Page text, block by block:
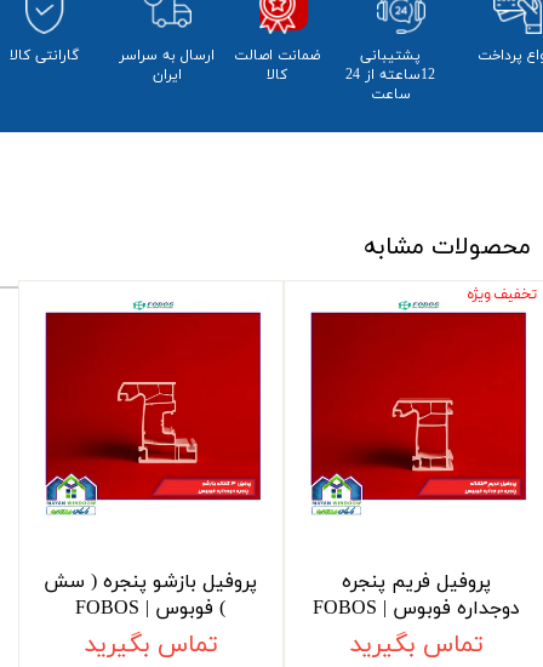
پرداخت
پشتیبانی
12ساعته از 24
ساعت
ضمانت اصالت
کالا
​ارسال به سراسر
ایران
​​گارانتی کالا
محصولات مشابه
پروفیل فریم پنجره
دوجداره فوبوس | FOBOS
تماس بگیرید
تخفیف ویژه
پروفیل بازشو پنجره ( سش
) فوبوس | FOBOS
تماس بگیرید